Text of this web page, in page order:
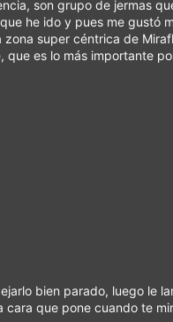
son grupo de jermas
he ido y pues me gustó
super céntrica de
es lo más importante
bien parado, luego le
que pone cuando te